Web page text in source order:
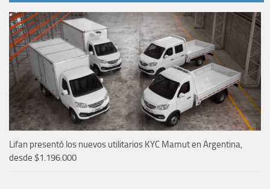
Lifan presentó los nuevos utilitarios KYC Mamut en Argentina,
desde $1.196.000